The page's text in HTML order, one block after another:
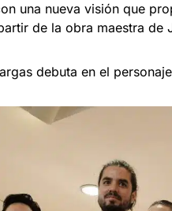
una nueva visión que
de la obra maestra de
debuta en el